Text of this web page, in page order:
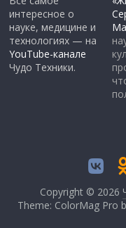
интересное о
науке, медицине и
технологиях — на
YouTube-канале
Чудо Техники.
Copyright © 2026
Theme: ColorMag Pro